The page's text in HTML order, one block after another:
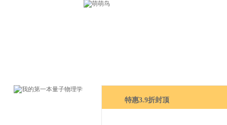
特惠3.9折封顶